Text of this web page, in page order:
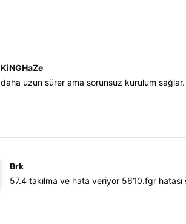
KiNGHaZe
daha uzun sürer ama sorunsuz kurulum sağlar.
Brk
57.4 takılma ve hata veriyor 5610.fgr